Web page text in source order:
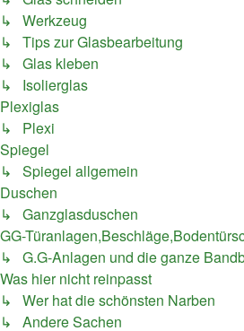
↳ Werkzeug
↳ Tips zur Glasbearbeitung
↳ Glas kleben
↳ Isolierglas
Plexiglas
↳ Plexi
Spiegel
↳ Spiegel allgemein
Duschen
↳ Ganzglasduschen
GG-
↳ G.G-Anlagen und die ganze
Was hier nicht reinpasst
↳ Wer hat die schönsten Narben
↳ Andere Sachen